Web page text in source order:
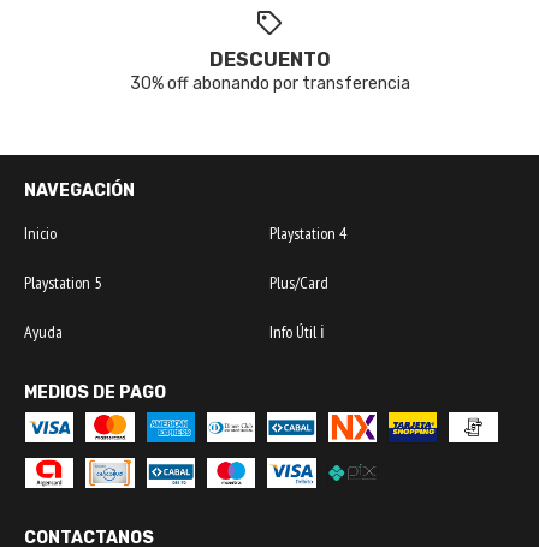
DESCUENTO
30% off abonando por transferencia
NAVEGACIÓN
Inicio Playstation 4
Playstation 5 Plus/Card
Ayuda Info Útil ℹ️
MEDIOS DE PAGO
CONTACTANOS